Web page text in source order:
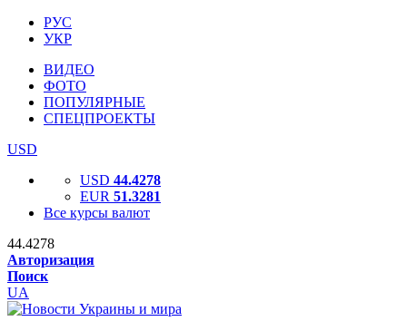
РУС
УКР
ВИДЕО
ФОТО
ПОПУЛЯРНЫЕ
СПЕЦПРОЕКТЫ
USD
USD 44.4278
EUR 51.3281
Все курсы валют
44.4278
Авторизация
Поиск
UA